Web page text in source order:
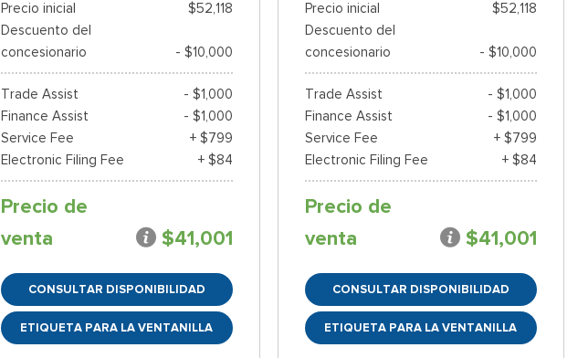
Precio inicial
$52,118
Descuento del
concesionario
- $10,000
Trade Assist
- $1,000
Finance Assist
- $1,000
Service Fee
+ $799
Electronic Filing Fee
+ $84
Precio de
venta
$41,001
CONSULTAR DISPONIBILIDAD
ETIQUETA PARA LA VENTANILLA
Precio inicial
$52,118
Descuento del
concesionario
- $10,000
Trade Assist
- $1,000
Finance Assist
- $1,000
Service Fee
+ $799
Electronic Filing Fee
+ $84
Precio de
venta
$41,001
CONSULTAR DISPONIBILIDAD
ETIQUETA PARA LA VENTANILLA